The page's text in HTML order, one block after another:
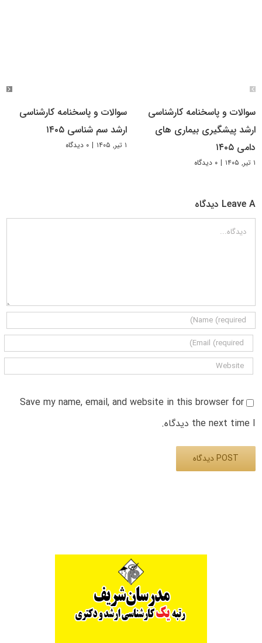
سوالات و پاسخنامه کارشناسی
ارشد پیشگیری بیماری های
دامی ۱۴۰۵
۱ تیر, ۱۴۰۵ | ۰ دیدگاه
سوالات و پاسخنامه کارشناسی
ارشد سم شناسی ۱۴۰۵
۱ تیر, ۱۴۰۵ | ۰ دیدگاه
Leave A دیدگاه
دیدگاه
Save my name, email, and website in this browser for
the next time I دیدگاه.